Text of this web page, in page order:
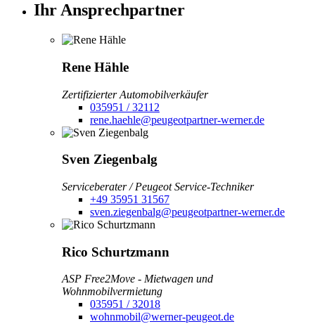
Ihr Ansprechpartner
Rene Hähle
Zertifizierter Automobilverkäufer
035951 / 32112
rene.haehle@peugeotpartner-werner.de
Sven Ziegenbalg
Serviceberater / Peugeot Service-Techniker
+49 35951 31567
sven.ziegenbalg@peugeotpartner-werner.de
Rico Schurtzmann
ASP Free2Move - Mietwagen und
Wohnmobilvermietung
035951 / 32018
wohnmobil@werner-peugeot.de